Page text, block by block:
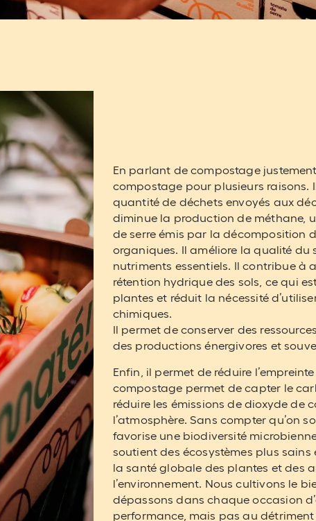
En parlant de compostage
compostage pour plusieurs raisons.
quantité de déchets envoyés aux
diminue la production de méthane,
de serre émis par la décomposition
organiques. Il améliore la qualité du
nutriments essentiels. Il contribue à
rétention hydrique des sols, ce qui
plantes et réduit la nécessité
chimiques.
Il permet de conserver des
des productions énergivores et
Enfin, il permet de réduire
compostage permet de capter le
réduire les émissions de dioxyde de
l’atmosphère. Sans compter qu’on
favorise une biodiversité
soutient des écosystèmes plus
la santé globale des plantes et des
l’environnement. Nous cultivons le
dépassons dans chaque occasion
performance, mais pas au détriment